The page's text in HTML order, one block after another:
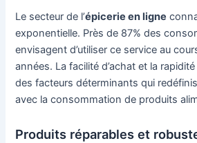
Le secteur de l’épicerie en ligne
exponentielle. Près de 87% des
envisagent d’utiliser ce service au
années. La facilité d’achat et la
des facteurs déterminants qui
avec la consommation de produits
Produits réparables et